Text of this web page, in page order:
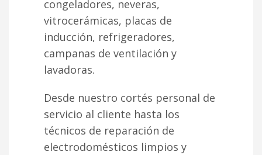
congeladores, neveras,
vitrocerámicas, placas de
inducción, refrigeradores,
campanas de ventilación y
lavadoras.
Desde nuestro cortés personal de
servicio al cliente hasta los
técnicos de reparación de
electrodomésticos limpios y